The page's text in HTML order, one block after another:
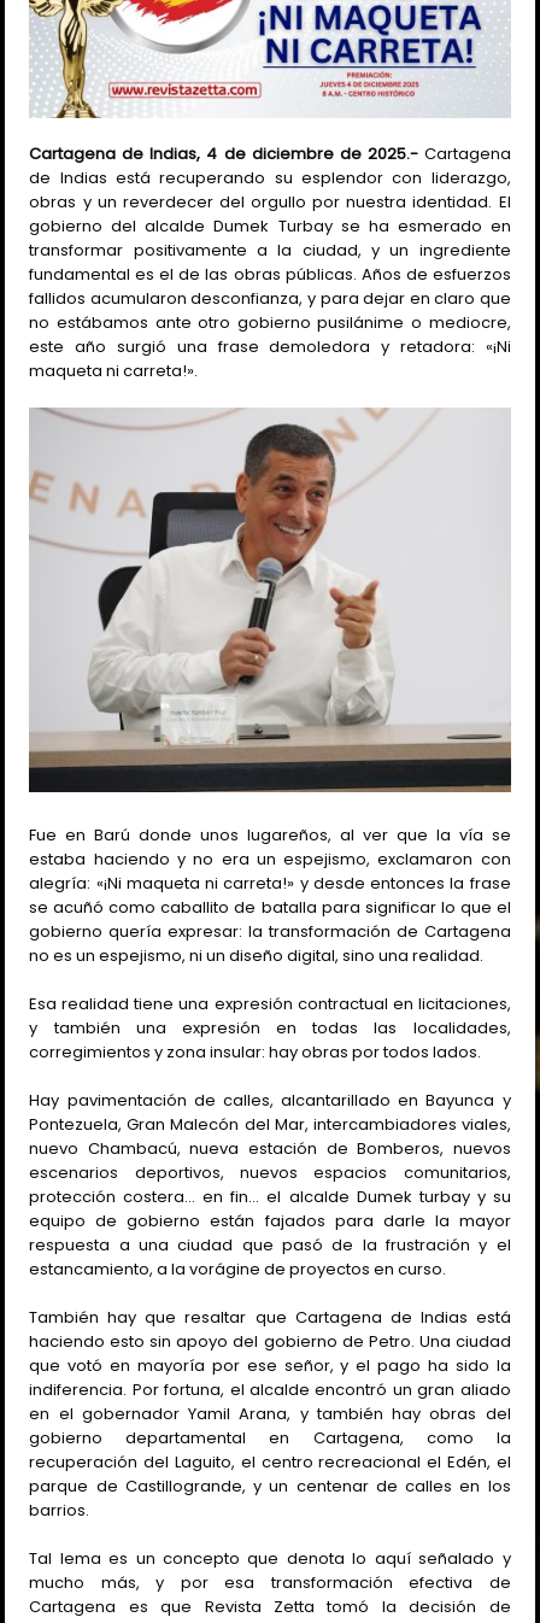
Cartagena de Indias, 4 de diciembre de 2025.-Cartagena
de Indias está recuperando su esplendor con liderazgo,
obras y un reverdecer del orgullo por nuestra identidad. El
gobierno del alcalde Dumek Turbay se ha esmerado en
transformar positivamente a la ciudad, y un ingrediente
fundamental es el de las obras públicas. Años de esfuerzos
fallidos acumularon desconfianza, y para dejar en claro que
no estábamos ante otro gobierno pusilánime o mediocre,
este año surgió una frase demoledora y retadora: «¡Ni
maqueta ni carreta!».
Fue en Barú donde unos lugareños, al ver que la vía se
estaba haciendo y no era un espejismo, exclamaron con
alegría: «¡Ni maqueta ni carreta!» y desde entonces la frase
se acuñó como caballito de batalla para significar lo que el
gobierno quería expresar: la transformación de Cartagena
no es un espejismo, ni un diseño digital, sino una realidad.
Esa realidad tiene una expresión contractual en licitaciones,
y también una expresión en todas las localidades,
corregimientos y zona insular: hay obras por todos lados.
Hay pavimentación de calles, alcantarillado en Bayunca y
Pontezuela, Gran Malecón del Mar, intercambiadores viales,
nuevo Chambacú, nueva estación de Bomberos, nuevos
escenarios deportivos, nuevos espacios comunitarios,
protección costera… en fin… el alcalde Dumek turbay y su
equipo de gobierno están fajados para darle la mayor
respuesta a una ciudad que pasó de la frustración y el
estancamiento, a la vorágine de proyectos en curso.
También hay que resaltar que Cartagena de Indias está
haciendo esto sin apoyo del gobierno de Petro. Una ciudad
que votó en mayoría por ese señor, y el pago ha sido la
indiferencia. Por fortuna, el alcalde encontró un gran aliado
en el gobernador Yamil Arana, y también hay obras del
gobierno departamental en Cartagena, como la
recuperación del Laguito, el centro recreacional el Edén, el
parque de Castillogrande, y un centenar de calles en los
barrios.
Tal lema es un concepto que denota lo aquí señalado y
mucho más, y por esa transformación efectiva de
Cartagena es que Revista Zetta tomó la decisión de